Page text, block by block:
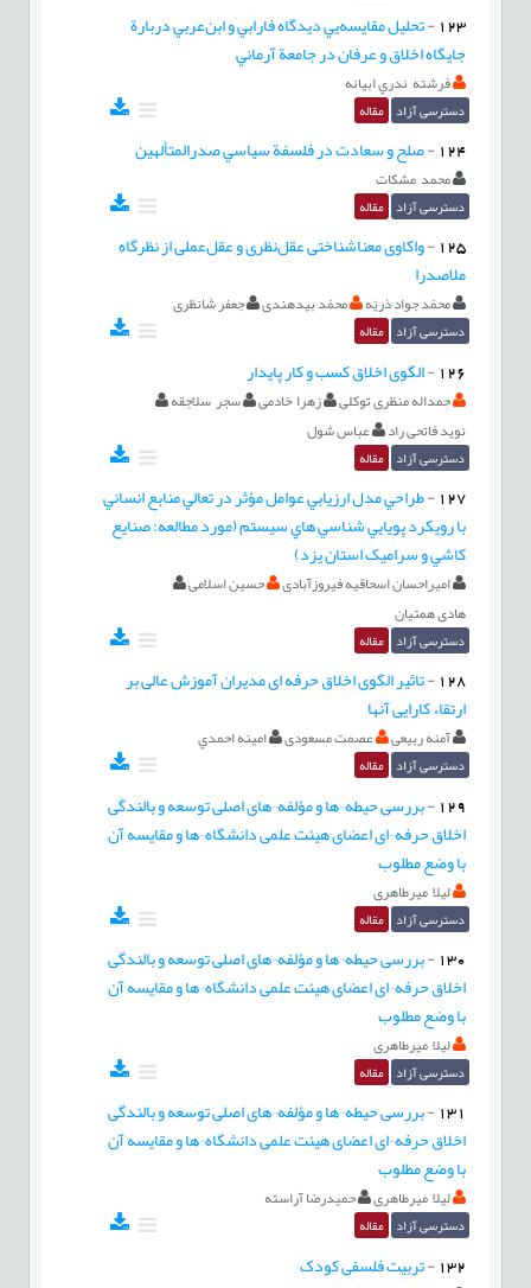
123
-تحليل مقايسه‌يي ديدگاه فارابي و ابن‌عربي دربارة
جايگاه اخلاق و عرفان در جامعة آرماني
فرشته ندري ابيانه
دسترسی آزاد مقاله
124
-صلح و سعادت در فلسفة سياسي صدرالمتألهين
محمد مشکات
دسترسی آزاد مقاله
125
-واکاوی معناشناختی عقل‌نظری و عقل‌عملی از نظرگاه
ملاصدرا
محمّد جواد ذریّه محمّد بیدهندی جعفر شانظری
دسترسی آزاد مقاله
126
-الگوی اخلاق کسب و کار پایدار
حمداله منظری توکلی زهرا خادمی
سجر سلاجقه
نوید فاتحی راد
عباس شول
دسترسی آزاد مقاله
127
-طراحي مدل ارزيابي عوامل مؤثر در تعالي منابع انساني
با رويکرد پويايي شناسي هاي سيستم (مورد مطالعه: صنايع
کاشي و سراميک استان يزد)
امیراحسان اسحاقیه فیروزآبادی
حسین اسلامی
هادی همتیان
دسترسی آزاد مقاله
128
-تاثیر الگوی اخلاق حرفه ای مدیران آموزش عالی بر
ارتقاء کارایی آنها
آمنه ربیعی عصمت مسعودی امينه احمدي
دسترسی آزاد مقاله
129
-بررسی حیطه¬ها و مؤلفه¬های اصلی توسعه و بالندگی
اخلاق حرفه¬ای اعضای هیئت علمی دانشگاه¬ها و مقایسه آن
با وضع مطلوب
لیلا میرطاهری
دسترسی آزاد مقاله
130
-بررسی حیطه¬ها و مؤلفه¬های اصلی توسعه و بالندگی
اخلاق حرفه¬ای اعضای هیئت علمی دانشگاه¬ها و مقایسه آن
با وضع مطلوب
لیلا میرطاهری
دسترسی آزاد مقاله
131
-بررسی حیطه¬ها و مؤلفه¬های اصلی توسعه و بالندگی
اخلاق حرفه¬ای اعضای هیئت علمی دانشگاه¬ها و مقایسه آن
با وضع مطلوب
لیلا میرطاهری حمیدرضا آراسته
دسترسی آزاد مقاله
132
-تربيت فلسفی کودک